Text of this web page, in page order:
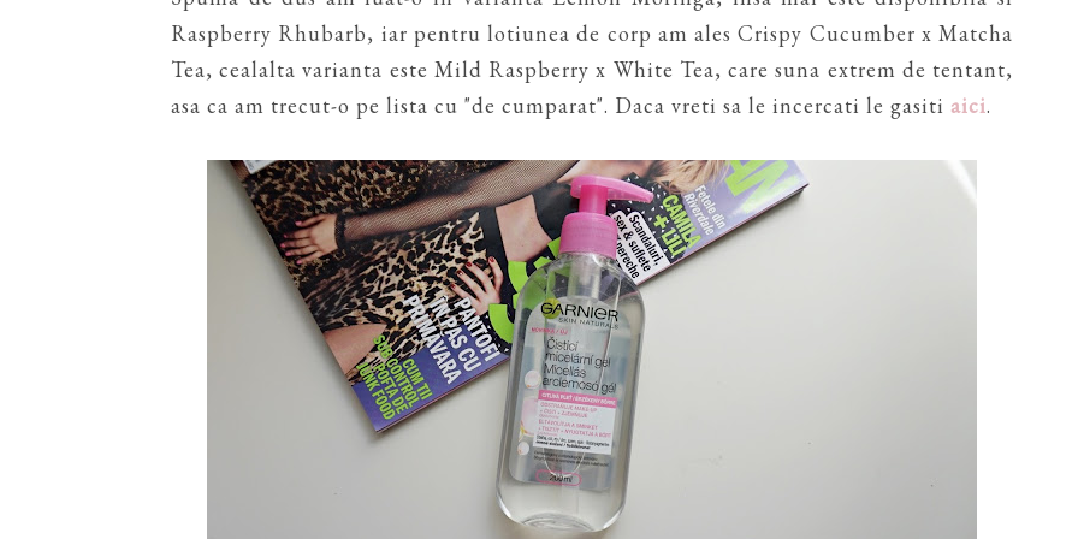
Raspberry Rhubarb, iar pentru lotiunea de corp am ales Crispy Cucumber x Matcha
Tea, cealalta varianta este Mild Raspberry x White Tea, care suna extrem de tentant,
asa ca am trecut-o pe lista cu "de cumparat". Daca vreti sa le incercati le gasiti aici.